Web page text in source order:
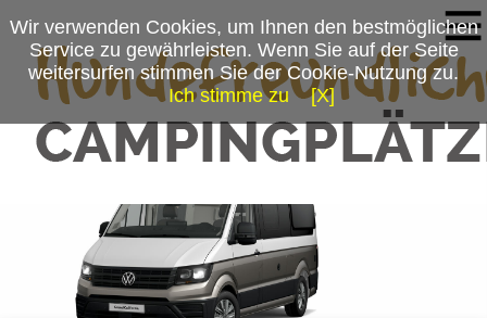
Wir verwenden Cookies, um Ihnen den bestmöglichen
Service zu gewährleisten. Wenn Sie auf der Seite
weitersurfen stimmen Sie der Cookie-Nutzung zu.
Ich stimme zu
[X]